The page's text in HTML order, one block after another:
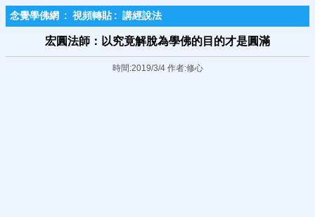
念覺學佛網 : 視頻轉貼 : 講經說法
宏圓法師：以究竟解脫為學佛的目的才是圓滿
時間:2019/3/4 作者:修心